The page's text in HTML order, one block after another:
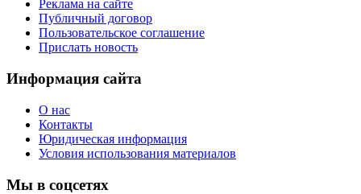
Реклама на сайте
Публичный договор
Пользовательское соглашение
Прислать новость
Информация сайта
О нас
Контакты
Юридическая информация
Условия использования материалов
Мы в соцсетях